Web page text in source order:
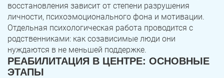
восстановления зависит от степени разрушения
личности, психоэмоционального фона и мотивации.
Отдельная психологическая работа проводится с
родственниками: как созависимые люди они
нуждаются в не меньшей поддержке.
РЕАБИЛИТАЦИЯ В ЦЕНТРЕ: ОСНОВНЫЕ
ЭТАПЫ